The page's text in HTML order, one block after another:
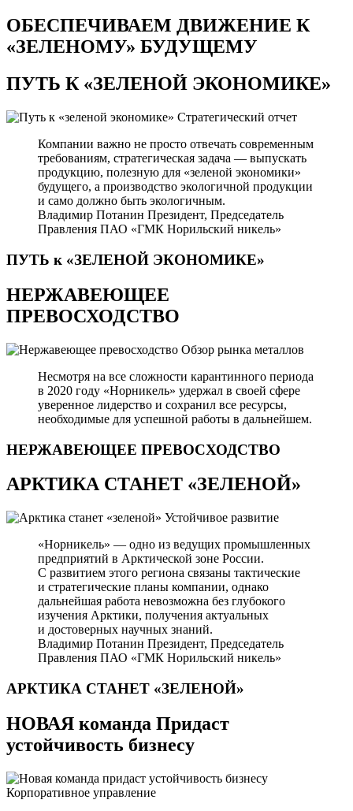
ОБЕСПЕЧИВАЕМ ДВИЖЕНИЕ К
«ЗЕЛЕНОМУ» БУДУЩЕМУ
ПУТЬ К«ЗЕЛЕНОЙ ЭКОНОМИКЕ»
Стратегический отчет
Компании важно не просто отвечать современным
требованиям, стратегическая задача — выпускать
продукцию, полезную для «зеленой экономики»
будущего, а производство экологичной продукции
и само должно быть экологичным.
Владимир Потанин Президент, Председатель
Правления ПАО «ГМК Норильский никель»
ПУТЬ к «ЗЕЛЕНОЙ ЭКОНОМИКЕ»
НЕРЖАВЕЮЩЕЕ
ПРЕВОСХОДСТВО
Обзор рынка металлов
Несмотря на все сложности карантинного периода
в 2020 году «Норникель» удержал в своей сфере
уверенное лидерство и сохранил все ресурсы,
необходимые для успешной работы в дальнейшем.
НЕРЖАВЕЮЩЕЕ ПРЕВОСХОДСТВО
АРКТИКА СТАНЕТ «ЗЕЛЕНОЙ»
Устойчивое развитие
«Норникель» — одно из ведущих промышленных
предприятий в Арктической зоне России.
С развитием этого региона связаны тактические
и стратегические планы компании, однако
дальнейшая работа невозможна без глубокого
изучения Арктики, получения актуальных
и достоверных научных знаний.
Владимир Потанин Президент, Председатель
Правления ПАО «ГМК Норильский никель»
АРКТИКА СТАНЕТ «ЗЕЛЕНОЙ»
НОВАЯ команда Придаст
устойчивость бизнесу
Корпоративное управление